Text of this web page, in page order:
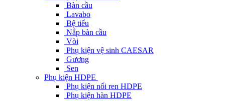
Bàn cầu
Lavabo
Bệ tiểu
Nắp bàn cầu
Vòi
Phụ kiện vệ sinh CAESAR
Gương
Sen
Phụ kiện HDPE
Phụ kiện nối ren HDPE
Phụ kiện hàn HDPE